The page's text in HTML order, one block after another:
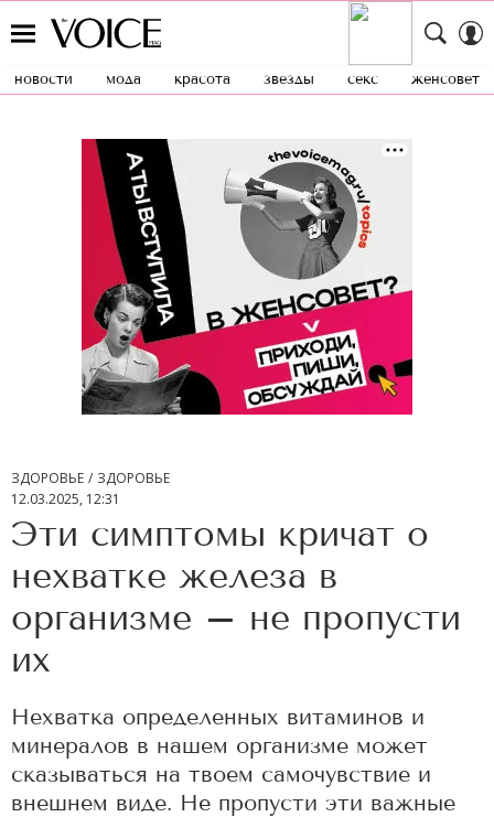
новости мода красота звезды секс женсовет
ЗДОРОВЬЕ
ЗДОРОВЬЕ
12.03.2025, 12:31
Эти симптомы кричат о
нехватке железа в
организме – не пропусти
их
Нехватка определенных витаминов и
минералов в нашем организме может
сказываться на твоем самочувствие и
внешнем виде. Не пропусти эти важные